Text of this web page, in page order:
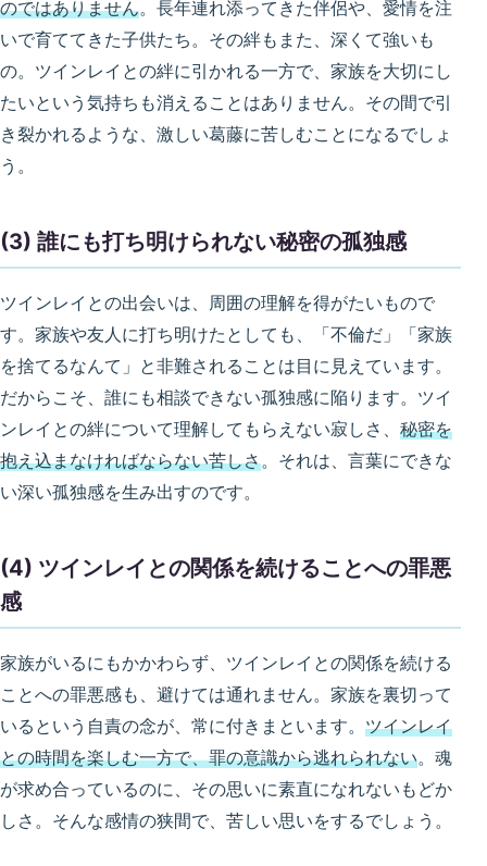
のではありません。長年連れ添ってきた伴侶や、愛情を注
いで育ててきた子供たち。その絆もまた、深くて強いも
の。ツインレイとの絆に引かれる一方で、家族を大切にし
たいという気持ちも消えることはありません。その間で引
き裂かれるような、激しい葛藤に苦しむことになるでしょ
う。
(3) 誰にも打ち明けられない秘密の孤独感
ツインレイとの出会いは、周囲の理解を得がたいもので
す。家族や友人に打ち明けたとしても、「不倫だ」「家族
を捨てるなんて」と非難されることは目に見えています。
だからこそ、誰にも相談できない孤独感に陥ります。ツイ
ンレイとの絆について理解してもらえない寂しさ、 秘密を
抱え込まなければならない苦しさ。それは、言葉にできな
い深い孤独感を生み出すのです。
(4) ツインレイとの関係を続けることへの罪悪
感
家族がいるにもかかわらず、ツインレイとの関係を続ける
ことへの罪悪感も、避けては通れません。家族を裏切って
いるという自責の念が、常に付きまといます。 ツインレイ
との時間を楽しむ一方で、罪の意識から逃れられない。魂
が求め合っているのに、その思いに素直になれないもどか
しさ。そんな感情の狭間で、苦しい思いをするでしょう。